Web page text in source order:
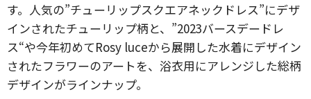
す。人気の”チューリップスクエアネックドレス”にデザ
インされたチューリップ柄と、”2023バースデードレ
ス“や今年初めてRosy luceから展開した水着にデザイン
されたフラワーのアートを、浴衣用にアレンジした総柄
デザインがラインナップ。